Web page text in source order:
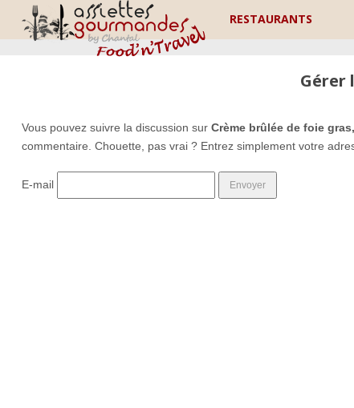
RESTAURANTS
Gérer
Vous pouvez suivre la discussion sur Crème brûlée de foie
commentaire. Chouette, pas vrai ? Entrez simplement votre
E-mail